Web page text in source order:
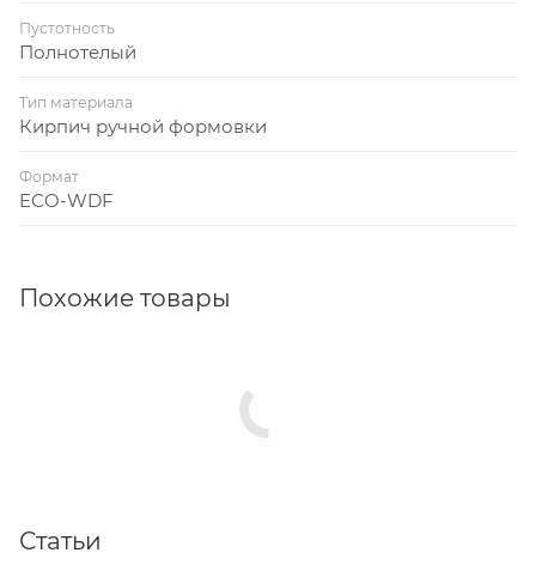
Пустотность
Полнотелый
Тип материала
Кирпич ручной формовки
Формат
ECO-WDF
Похожие товары
Статьи